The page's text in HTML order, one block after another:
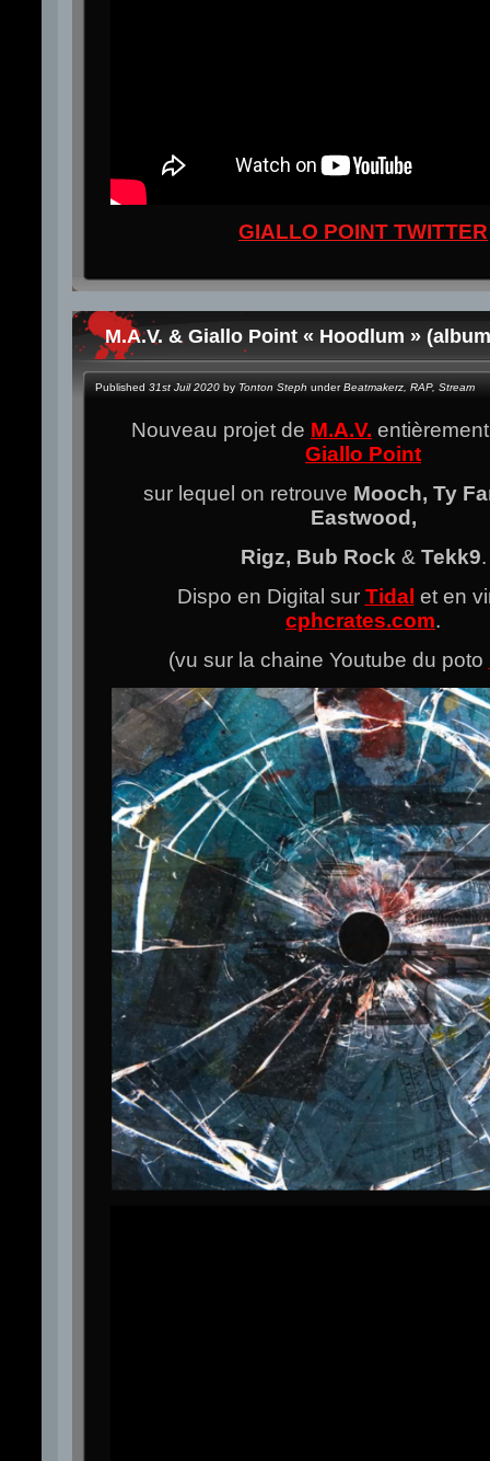
GIALLO POINT TWITTER
M.A.V. & Giallo Point « Hoodlum »
Published 31st Juil 2020 by Tonton Steph underBeatmakerz RAP, Stream
Nouveau projet de M.A.V.
Giallo Point
sur lequel on retrouve Mooch, Ty
Eastwood,
Rigz, Bub Rock & Tekk9.
Dispo en Digital sur Tidal et en
cphcrates.com.
(vu sur la chaine Youtube du poto